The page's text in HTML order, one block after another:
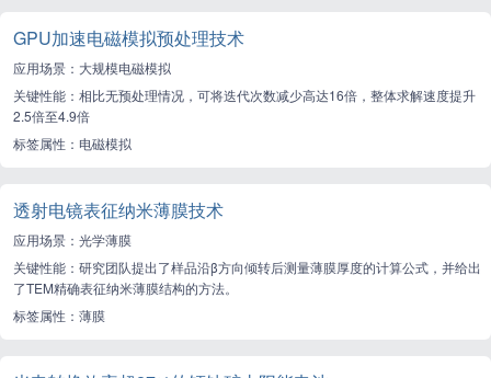
GPU加速电磁模拟预处理技术
应用场景：大规模电磁模拟
关键性能：相比无预处理情况，可将迭代次数减少高达16倍，整体求解速度提升
2.5倍至4.9倍
标签属性：电磁模拟
透射电镜表征纳米薄膜技术
应用场景：光学薄膜
关键性能：研究团队提出了样品沿β方向倾转后测量薄膜厚度的计算公式，并给出
了TEM精确表征纳米薄膜结构的方法。
标签属性：薄膜